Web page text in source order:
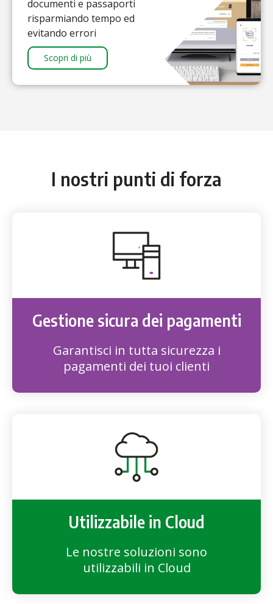
documenti e passaporti
risparmiando tempo ed
evitando errori
Scopri di più
I nostri punti di forza
Gestione sicura dei pagamenti
Garantisci in tutta sicurezza i
pagamenti dei tuoi clienti
Utilizzabile in Cloud
Le nostre soluzioni sono
utilizzabili in Cloud